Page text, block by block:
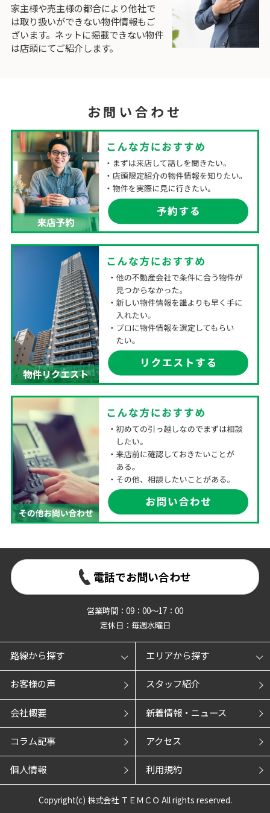
家主様や売主様の都合により他社で
は取り扱いができない物件情報もご
ざいます。ネットに掲載できない物件
は店頭にてご紹介します。
お問い合わせ
電話でお問い合わせ
営業時間：09：00～17：00
定休日：毎週水曜日
路線から探す エリアから探す
お客様の声 スタッフ紹介
会社概要 新着情報・ニュース
コラム記事 アクセス
個人情報 利用規約
Copyright(c) 株式会社 ＴＥＭＣＯ All rights reserved.